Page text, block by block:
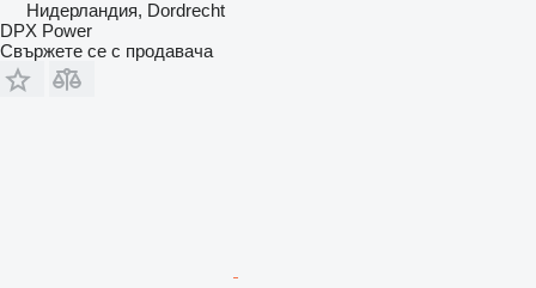
Нидерландия, Dordrecht
DPX Power
Свържете се с продавача